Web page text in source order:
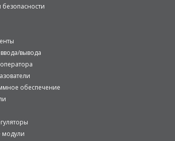
безопасности
вывода
обеспечение
модули